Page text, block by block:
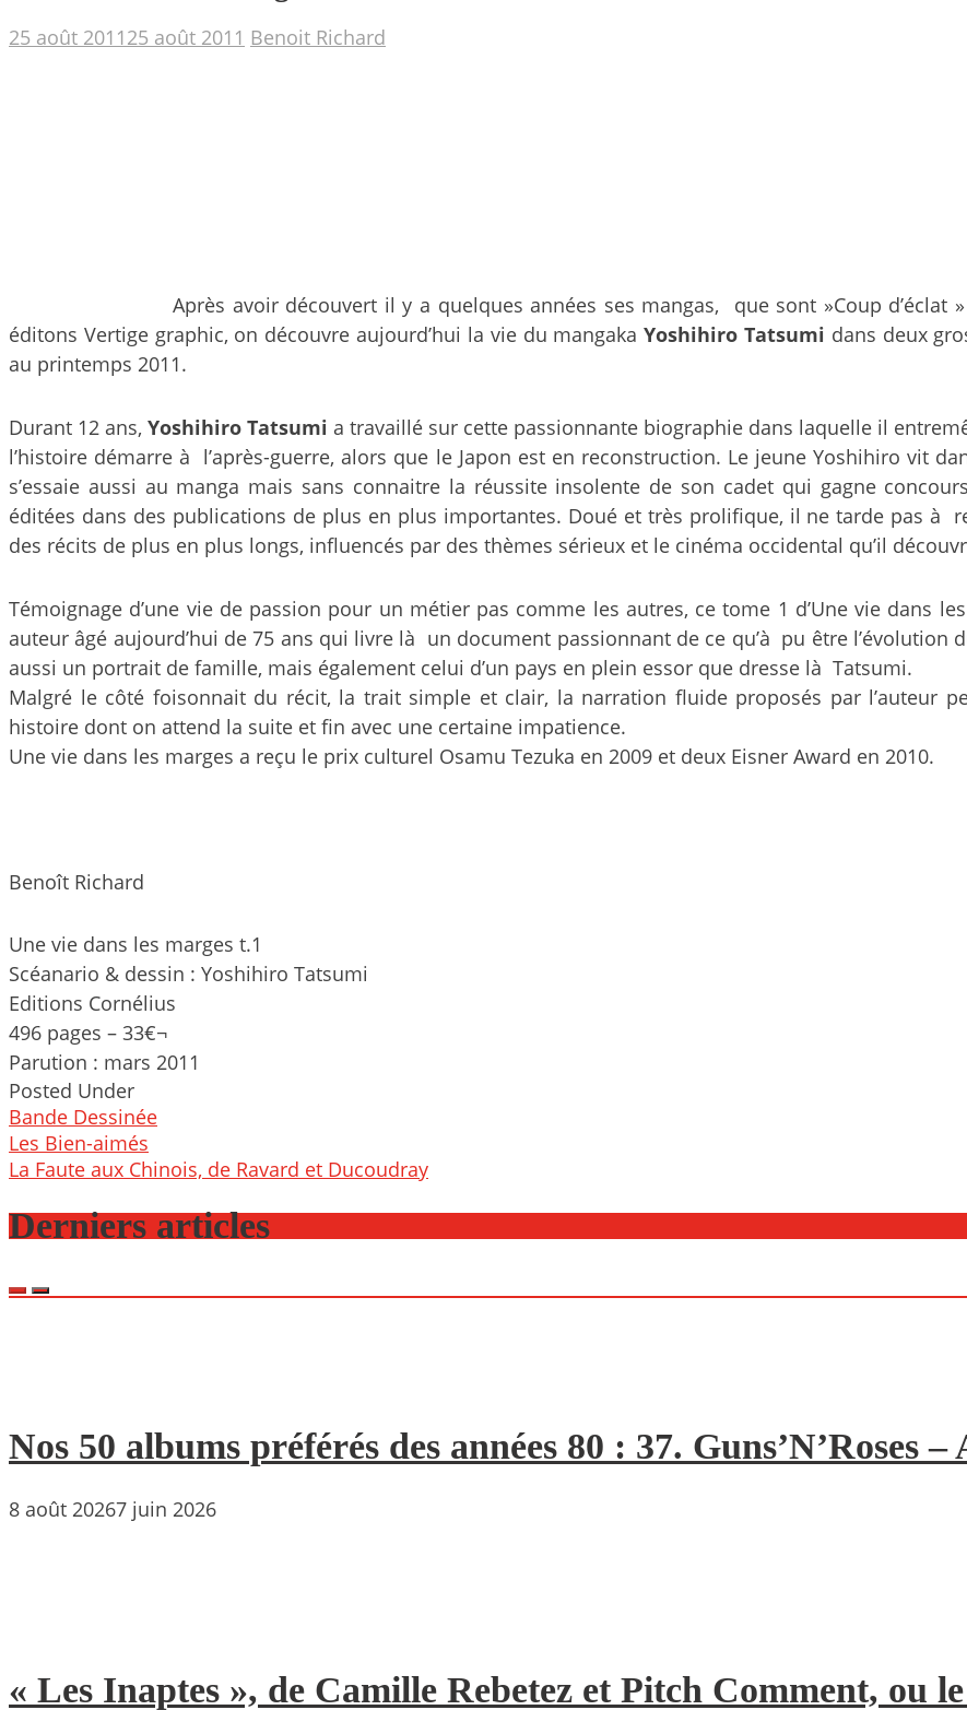
25 août 201125 août 2011 Benoit Richard
Après avoir découvert il y a quelques années ses mangas, que sont »Coup d’éclat
éditons Vertige graphic, on découvre aujourd’hui la vie du mangakaYoshihiro Tatsumi dans deux
au printemps 2011.
Durant 12 ans, Yoshihiro Tatsumi a travaillé sur cette passionnante biographie dans laquelle il
l’histoire démarre à l’après-guerre, alors que le Japon est en reconstruction. Le jeune Yoshihiro vit
s’essaie aussi au manga mais sans connaitre la réussite insolente de son cadet qui gagne
éditées dans des publications de plus en plus importantes. Doué et très prolifique, il ne tarde pas à
des récits de plus en plus longs, influencés par des thèmes sérieux et le cinéma occidental qu’il
Témoignage d’une vie de passion pour un métier pas comme les autres, ce tome 1 d’Une vie dans
auteur âgé aujourd’hui de 75 ans qui livre là un document passionnant de ce qu’à pu être l’évolution
aussi un portrait de famille, mais également celui d’un pays en plein essor que dresse là Tatsumi.
Malgré le côté foisonnait du récit, la trait simple et clair, la narration fluide proposés par l’auteur
histoire dont on attend la suite et fin avec une certaine impatience.
Une vie dans les marges a reçu le prix culturel Osamu Tezuka en 2009 et deux Eisner Award en 2010.
Benoît Richard
Une vie dans les marges t.1
Scéanario & dessin : Yoshihiro Tatsumi
Editions Cornélius
496 pages – 33€¬
Parution : mars 2011
Posted Under
Bande Dessinée
Post
navigation
Les Bien-aimés
La Faute aux Chinois, de Ravard et Ducoudray
Derniers articles
Nos 50 albums préférés des années 80 : 37. Guns’N’Roses
8 août 20267 juin 2026
« Les Inaptes », de Camille Rebetez et Pitch Comment, ou